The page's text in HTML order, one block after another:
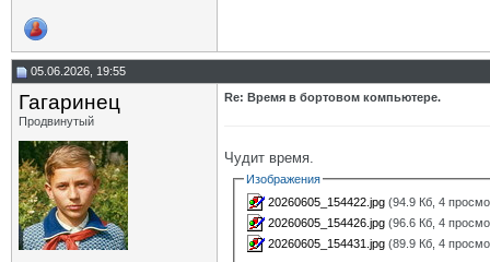
05.06.2026, 19:55
Гагаринец
Продвинутый
Re: Время в бортовом компьютере.
Чудит время.
Изображения
20260605_154422.jpg (94.9 Кб, 4
20260605_154426.jpg (96.6 Кб, 4
20260605_154431.jpg (89.9 Кб, 4